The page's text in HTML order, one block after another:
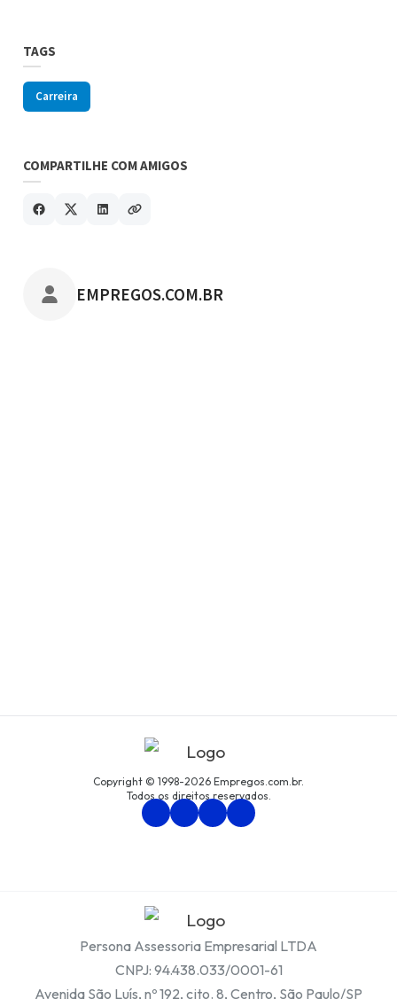
TAGS
Carreira
COMPARTILHE COM AMIGOS
POSTADO POR
EMPREGOS.COM.BR
Copyright © 1998-2026 Empregos.com.br.
Todos os direitos reservados.
Persona Assessoria Empresarial LTDA
CNPJ: 94.438.033/0001-61
Avenida São Luís, nº 192, cjto. 8, Centro, São Paulo/SP